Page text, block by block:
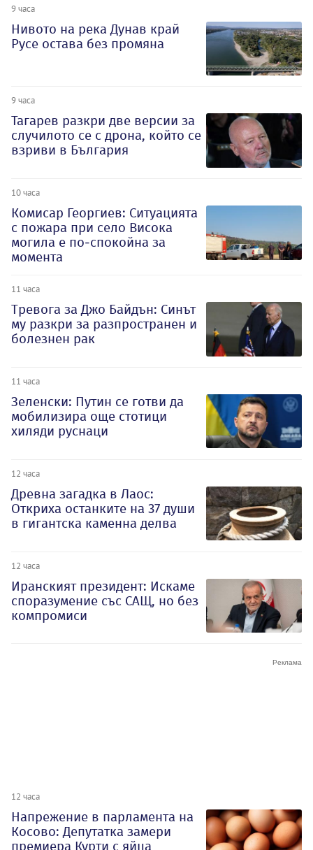
9 часа
Нивото на река Дунав край
Русе остава без промяна
9 часа
Тагарев разкри две версии за
случилото се с дрона, който се
взриви в България
10 часа
Комисар Георгиев: Ситуацията
с пожара при село Висока
могила е по-спокойна за
момента
11 часа
Тревога за Джо Байдън: Синът
му разкри за разпространен и
болезнен рак
11 часа
Зеленски: Путин се готви да
мобилизира още стотици
хиляди руснаци
12 часа
Древна загадка в Лаос:
Откриха останките на 37 души
в гигантска каменна делва
12 часа
Иранският президент: Искаме
споразумение със САЩ, но без
компромиси
12 часа
Напрежение в парламента на
Косово: Депутатка замери
премиера Курти с яйца